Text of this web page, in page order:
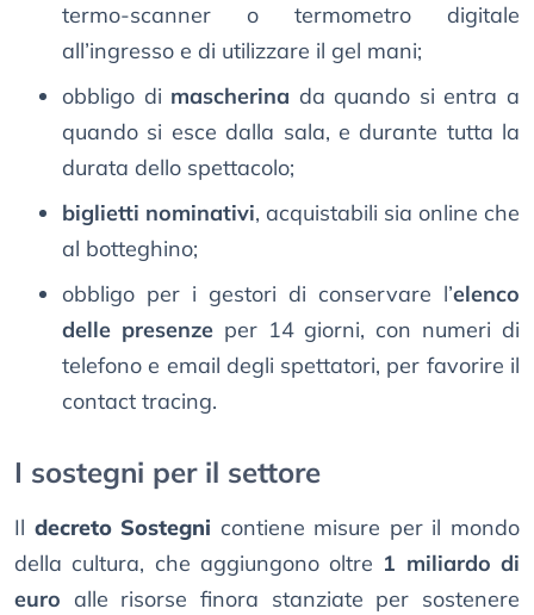
termo-scanner o termometro digitale
all’ingresso e di utilizzare il gel mani;
obbligo di mascherina da quando si entra a
quando si esce dalla sala, e durante tutta la
durata dello spettacolo;
biglietti nominativi, acquistabili sia online che
al botteghino;
obbligo per i gestori di conservare l’elenco
delle presenzeper 14 giorni, con numeri di
telefono e email degli spettatori, per favorire il
contact tracing.
I sostegni per il settore
Il decreto Sostegni contiene misure per il mondo
della cultura, che aggiungono oltre 1 miliardo di
euro alle risorse finora stanziate per sostenere